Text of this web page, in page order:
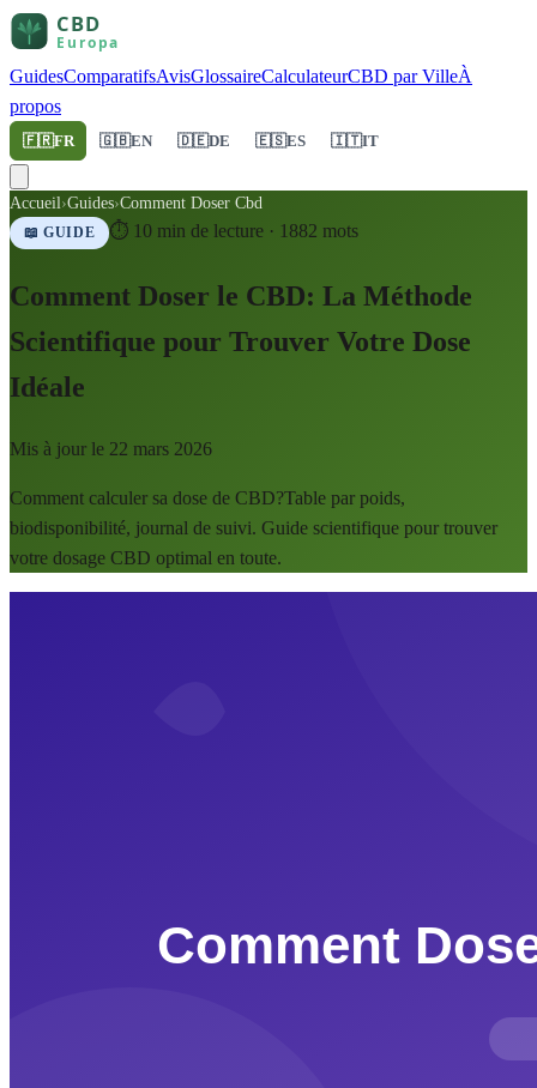
GuidesComparatifsAvisGlossaireCalculateurCBD par VilleÀ
propos
🇫🇷FR 🇬🇧EN 🇩🇪DE 🇪🇸ES 🇮🇹IT
Accueil›Guides›Comment Doser Cbd
📖 GUIDE ⏱ 10 min de lecture · 1882 mots
Comment Doser le CBD: La Méthode
Scientifique pour Trouver Votre Dose
Idéale
Mis à jour le 22 mars 2026
Comment calculer sa dose de CBD?Table par poids,
biodisponibilité, journal de suivi. Guide scientifique pour trouver
votre dosage CBD optimal en toute.